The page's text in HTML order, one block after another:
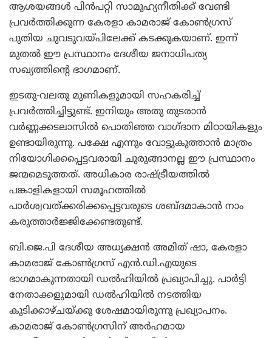
ആശയങ്ങള്‍ പിന്‍പറ്റി സാമൂഹ്യനീതിക്ക് വേണ്ടി
പ്രവര്‍ത്തിക്കുന്ന കേരളാ കാമരാജ് കോണ്‍ഗ്രസ്
പുതിയ ചുവടുവയ്പിലേക്ക് കടക്കുകയാണ്. ഇന്ന്
മുതല്‍ ഈ പ്രസ്ഥാനം ദേശീയ ജനാധിപത്യ
സഖ്യത്തിന്റെ ഭാഗമാണ്.
ഇടതു-വലതു മുണികളുമായി സഹകരിച്ച്
പ്രവര്‍ത്തിച്ചിട്ടുണ്ട്. ഇനിയും അതു തുടരാന്‍
വര്‍ണ്ണക്കടലാസില്‍ പൊതിഞ്ഞ വാഗ്ദാന മിഠായികളും
ഉണ്ടായിരുന്നു. പക്ഷേ എന്നും വോട്ടുകുത്താന്‍ മാത്രം
നിയോഗിക്കപ്പെട്ടവരായി ചുരുങ്ങാനല്ല ഈ പ്രസ്ഥാനം
ജന്മമെടുത്തത്. അധികാര രാഷ്ട്രീയത്തില്‍
പങ്കാളികളായി സമൂഹത്തില്‍
പാര്‍ശ്വവത്ക്കരിക്കപ്പെട്ടവരുടെ ശബ്ദമാകാന്‍ നാം
കരുത്താര്‍ജ്ജിക്കേണ്ടതുണ്ട്.
ബി.ജെ.പി ദേശീയ അധ്യക്ഷന്‍ അമിത് ഷാ, കേരളാ
കാമരാജ് കോണ്‍ഗ്രസ് എന്‍.ഡി.എയുടെ
ഭാഗമാകുന്നതായി ഡല്‍ഹിയില്‍ പ്രഖ്യാപിച്ചു. പാര്‍ട്ടി
നേതാക്കളുമായി ഡല്‍ഹിയില്‍ നടത്തിയ
കൂടിക്കാഴ്ചയ്ക്കു ശേഷമായിരുന്നു പ്രഖ്യാപനം.
കാമരാജ് കോണ്‍ഗ്രസിന് അര്‍ഹമായ